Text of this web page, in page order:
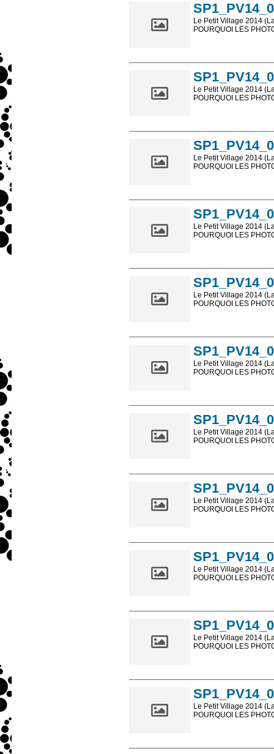
Le Petit Village 2014
POURQUOI LES
Le Petit Village 2014
POURQUOI LES
Le Petit Village 2014
POURQUOI LES
Le Petit Village 2014
POURQUOI LES
Le Petit Village 2014
POURQUOI LES
Le Petit Village 2014
POURQUOI LES
Le Petit Village 2014
POURQUOI LES
Le Petit Village 2014
POURQUOI LES
Le Petit Village 2014
POURQUOI LES
Le Petit Village 2014
POURQUOI LES
Le Petit Village 2014
POURQUOI LES